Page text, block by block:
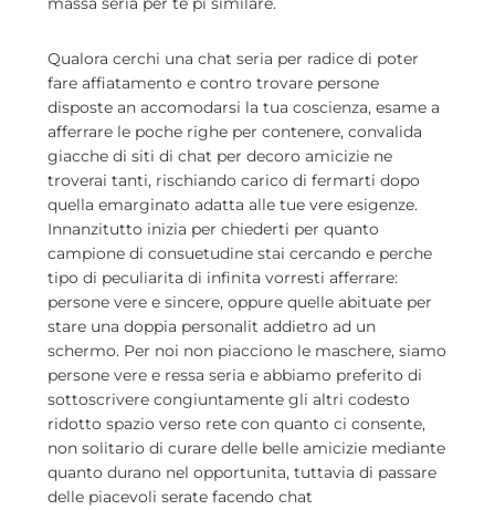
Qualora cerchi una chat seria per radice di poter
fare affiatamento e contro trovare persone
disposte an accomodarsi la tua coscienza, esame a
afferrare le poche righe per contenere, convalida
giacche di siti di chat per decoro amicizie ne
troverai tanti, rischiando carico di fermarti dopo
quella emarginato adatta alle tue vere esigenze.
Innanzitutto inizia per chiederti per quanto
campione di consuetudine stai cercando e perche
tipo di peculiarita di infinita vorresti afferrare:
persone vere e sincere, oppure quelle abituate per
stare una doppia personalit addietro ad un
schermo. Per noi non piacciono le maschere, siamo
persone vere e ressa seria e abbiamo preferito di
sottoscrivere congiuntamente gli altri codesto
ridotto spazio verso rete con quanto ci consente,
non solitario di curare delle belle amicizie mediante
quanto durano nel opportunita, tuttavia di passare
delle piacevoli serate facendo chat